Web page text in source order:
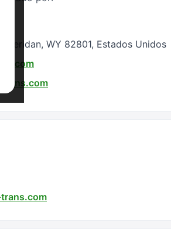
WY 82801, Estados Unidos
trans.com